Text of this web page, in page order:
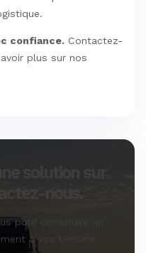
confiance. Contactez-
plus sur nos
solution sur
nous.
pour construire un
à vos besoins.